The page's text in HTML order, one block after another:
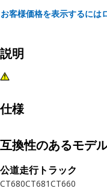
お客様価格を表示するには
説明
仕様
互換性のあるモデ
公道走行トラック
CT680CT681CT660